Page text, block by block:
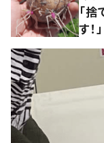
「
す！」